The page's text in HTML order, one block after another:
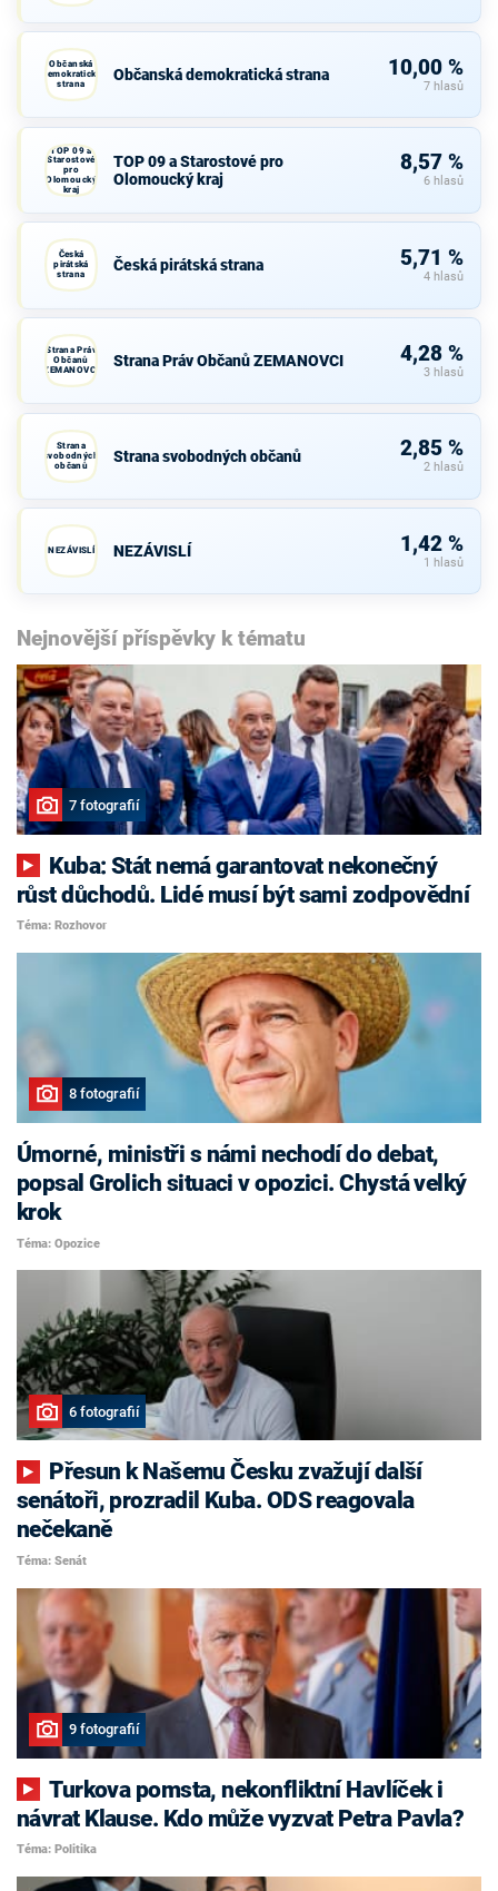
Občanská
demokratická
strana
Občanská demokratická strana 10,00 %
7 hlasů
TOP 09 a
Starostové
pro
Olomoucký
kraj
TOP 09 a Starostové pro
Olomoucký kraj
8,57 %
6 hlasů
Česká
pirátská
strana
Česká pirátská strana 5,71 %
4 hlasů
Strana Práv
Občanů
ZEMANOVCI
Strana Práv Občanů ZEMANOVCI 4,28 %
3 hlasů
Strana
svobodných
občanů
Strana svobodných občanů 2,85 %
2 hlasů
NEZÁVISLÍ NEZÁVISLÍ 1,42 %
1 hlasů
Nejnovější příspěvky k tématu
7 fotografií
růst důchodů. Lidé musí být sami zodpovědní
Téma: Rozhovor
8 fotografií
Úmorné, ministři s námi nechodí do debat,
popsal Grolich situaci v opozici. Chystá velký
krok
Téma: Opozice
6 fotografií
senátoři, prozradil Kuba. ODS reagovala
nečekaně
Téma: Senát
9 fotografií
Turkova pomsta, nekonfliktní Havlíček i
návrat Klause. Kdo může vyzvat Petra Pavla?
Téma: Politika